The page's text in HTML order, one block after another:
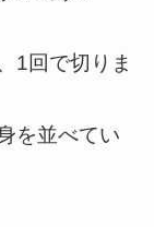
1回で切りま
を並べてい